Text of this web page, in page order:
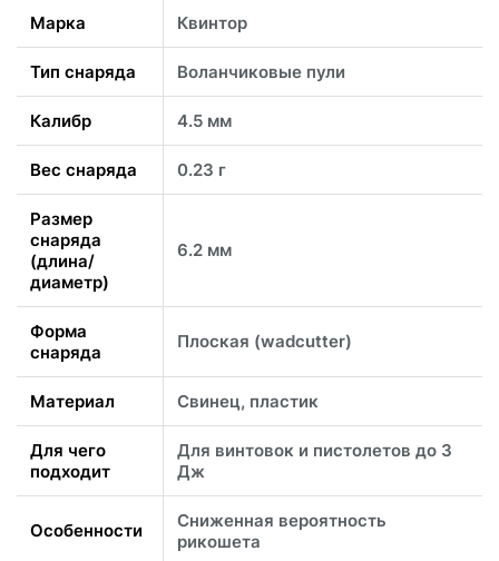
Марка Квинтор
Тип снаряда Воланчиковые пули
Калибр 4.5 мм
Вес снаряда 0.23 г
Размер
снаряда
(длина/
диаметр)
6.2 мм
Форма
снаряда
Плоская (wadcutter)
Материал Свинец, пластик
Для чего
подходит
Для винтовок и пистолетов до 3
Дж
Особенности
Сниженная вероятность
рикошета